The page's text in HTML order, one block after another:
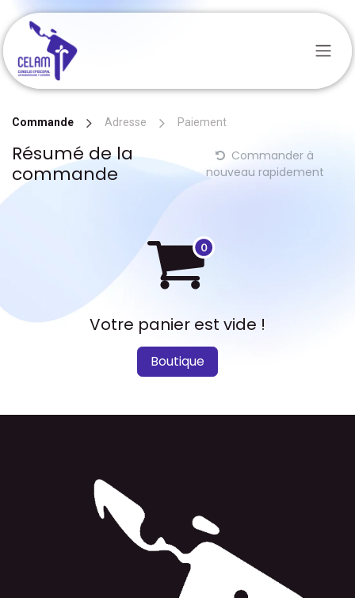
Se rendre au contenu
Commande Adresse Paiement
Résumé de la
commande
Commander à
nouveau rapidement
Votre panier est vide !
Boutique